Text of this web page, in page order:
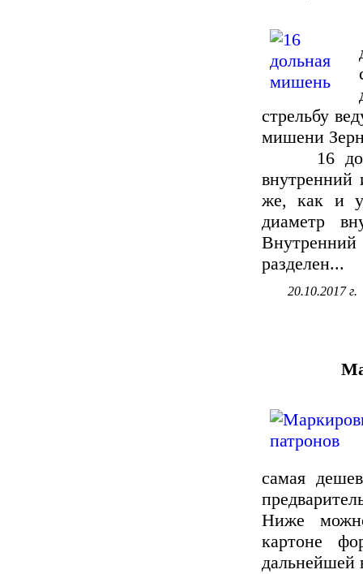
стрельбу
мишени
16
внутренний
же, как и у
диаметр
разделен...
20.10.2017 г.
самая
Ниже
картоне
дальнейшей